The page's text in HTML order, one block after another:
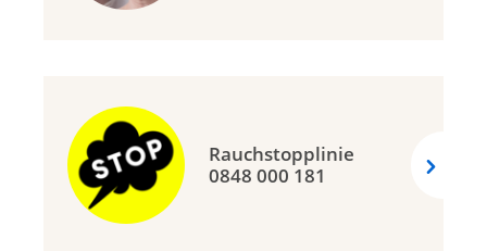
Rauchstopplinie
0848 000 181